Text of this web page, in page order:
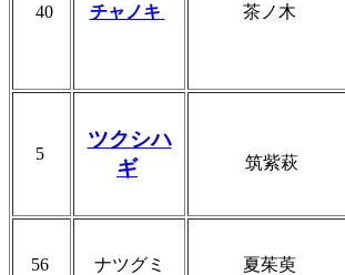
40 チャノキ 茶ノ木
5
ツクシハ
ギ
筑紫萩
56 ナツグミ 夏茱萸